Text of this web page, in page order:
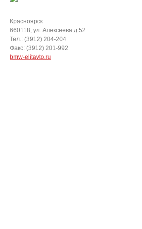
Красноярск
660118, ул. Алексеева д.52
Тел.: (3912) 204-204
Факс: (3912) 201-992
bmw-elitavto.ru